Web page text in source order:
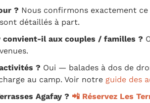
? Nous confirmons exactement
détaillés à part.
convient-il aux couples / familles ?
? Oui — balades à dos de
au camp. Voir notre guide des
Agafay ? 📲 Réservez Les